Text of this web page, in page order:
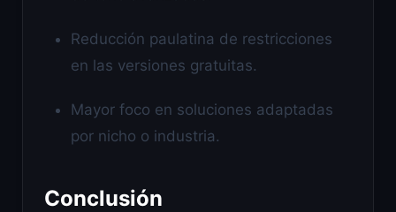
Reducción paulatina de restricciones
en las versiones gratuitas.
Mayor foco en soluciones adaptadas
por nicho o industria.
Conclusión